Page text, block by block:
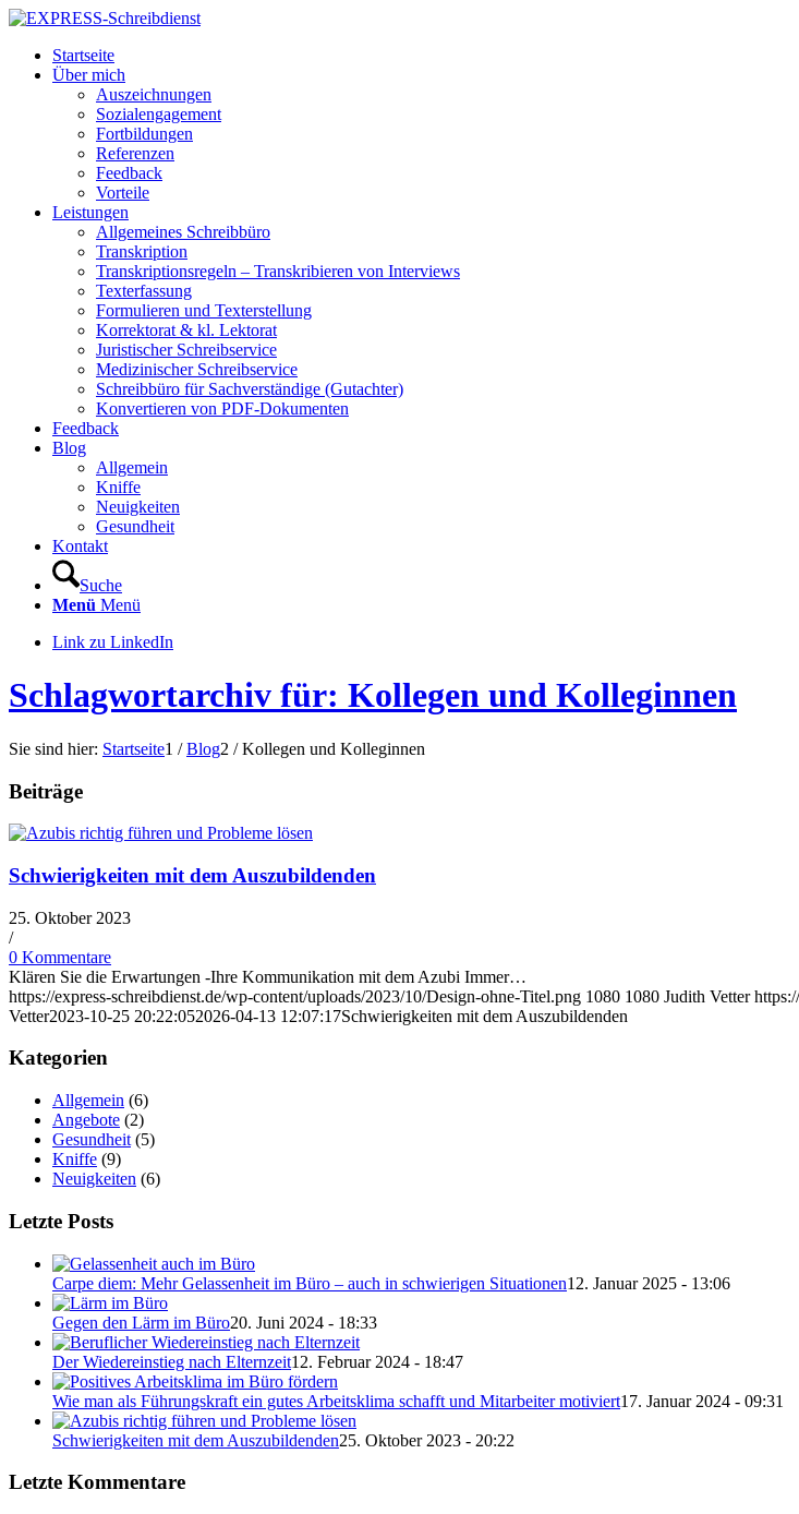
Startseite
Über mich
Auszeichnungen
Sozialengagement
Fortbildungen
Referenzen
Feedback
Vorteile
Leistungen
Allgemeines Schreibbüro
Transkription
Transkriptionsregeln – Transkribieren von Interviews
Texterfassung
Formulieren und Texterstellung
Korrektorat & kl. Lektorat
Juristischer Schreibservice
Medizinischer Schreibservice
Schreibbüro für Sachverständige (Gutachter)
Konvertieren von PDF-Dokumenten
Feedback
Blog
Allgemein
Kniffe
Neuigkeiten
Gesundheit
Kontakt
Suche
Menü Menü
Link zu LinkedIn
Schlagwortarchiv für: Kollegen und Kolleginnen
Sie sind hier: Startseite1 / Blog2 / Kollegen und Kolleginnen
Beiträge
Schwierigkeiten mit dem Auszubildenden
25. Oktober 2023
/
0 Kommentare
Klären Sie die Erwartungen -Ihre Kommunikation mit dem Azubi Immer…
https://express-schreibdienst.de/wp-content/uploads/2023/10/Design-ohne-Titel.png 1080 1080 Judith Vetter
Vetter2023-10-25 20:22:052026-04-13 12:07:17Schwierigkeiten mit dem Auszubildenden
Kategorien
Allgemein (6)
Angebote (2)
Gesundheit (5)
Kniffe (9)
Neuigkeiten (6)
Letzte Posts
Carpe diem: Mehr Gelassenheit im Büro – auch in schwierigen Situationen12. Januar 2025 - 13:06
Gegen den Lärm im Büro20. Juni 2024 - 18:33
Der Wiedereinstieg nach Elternzeit12. Februar 2024 - 18:47
Wie man als Führungskraft ein gutes Arbeitsklima schafft und Mitarbeiter motiviert17. Januar 2024 - 09:31
Schwierigkeiten mit dem Auszubildenden25. Oktober 2023 - 20:22
Letzte Kommentare